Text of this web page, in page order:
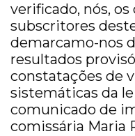
verificado, nós,
subscritores
demarcamo-nos
resultados
constatações de
sistemáticas da
comunicado de
comissária Maria